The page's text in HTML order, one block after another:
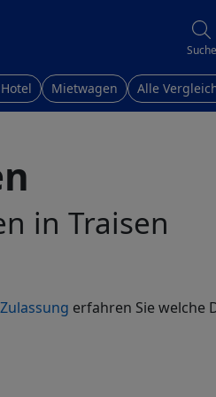
Suche
Mietwagen Alle
in Traisen
erfahren Sie welche